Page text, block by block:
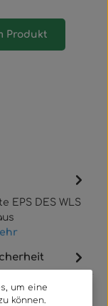
Produkt
EPS DES WLS
um eine
können.